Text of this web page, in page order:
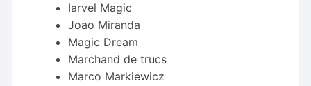
Iarvel Magic
Joao Miranda
Magic Dream
Marchand de trucs
Marco Markiewicz